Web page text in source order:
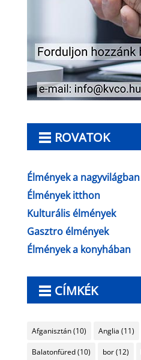
ROVATOK
Élmények a nagyvilágban
Élmények itthon
Kulturális élmények
Gasztro élmények
Élmények a konyhában
CÍMKÉK
Afganisztán(10) Anglia (11)
Balatonfüred(10) bor(12)